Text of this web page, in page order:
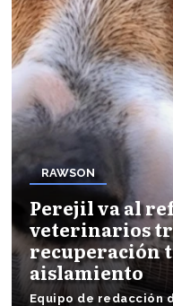
RAWSON
Perejil va al
veterinarios
recuperación
aislamiento
Equipo de redacción